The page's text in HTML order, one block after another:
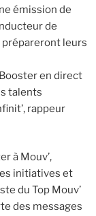
émission de
de
prépareront leurs
en direct
talents
rappeur
à Mouv’,
initiatives et
du Top Mouv’
des messages